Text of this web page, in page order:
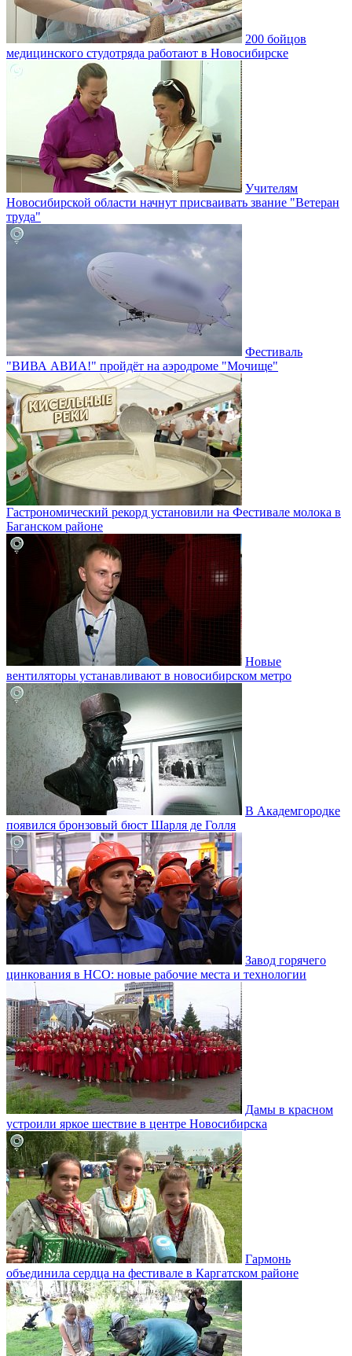
200 бойцов
медицинского студотряда работают в Новосибирске
Учителям
Новосибирской области начнут присваивать звание "Ветеран
труда"
Фестиваль
"ВИВА АВИА!" пройдёт на аэродроме "Мочище"
Гастрономический рекорд установили на Фестивале молока в
Баганском районе
Новые
вентиляторы устанавливают в новосибирском метро
В Академгородке
появился бронзовый бюст Шарля де Голля
Завод горячего
цинкования в НСО: новые рабочие места и технологии
Дамы в красном
устроили яркое шествие в центре Новосибирска
Гармонь
объединила сердца на фестивале в Каргатском районе